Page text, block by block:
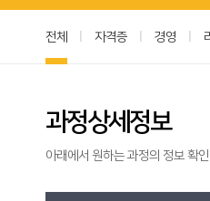
전체 자격증 경영
과정상세정보
아래에서 원하는 과정의 정보 확